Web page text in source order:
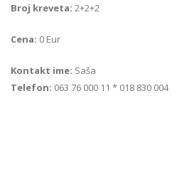
Broj kreveta: 2+2+2
Cena: 0 Eur
Kontakt ime: Saša
Telefon: 063 76 000 11 * 018 830 004